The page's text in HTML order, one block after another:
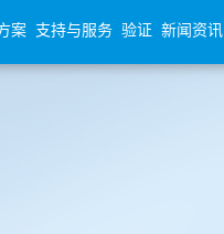
案 支持与服务 验证 新闻资讯